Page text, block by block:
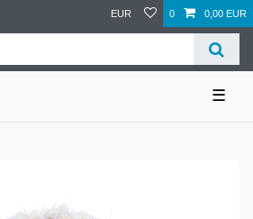
EUR 0 0,00 EUR
☰